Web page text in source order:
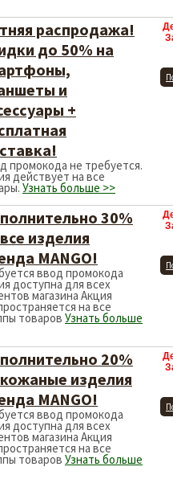
распродажа!
до 50% на
и
+
промокода не требуется.
действует на все
Узнать больше >>
30%
изделия
MANGO!
ввод промокода
доступна для всех
магазина Акция
на все
товаров Узнать больше
20%
изделия
MANGO!
ввод промокода
доступна для всех
магазина Акция
на все
товаров Узнать больше